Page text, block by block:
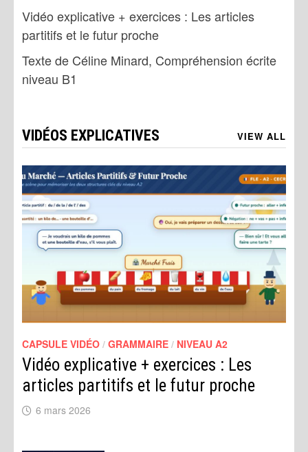
Vidéo explicative + exercices : Les articles
partitifs et le futur proche
Texte de Céline Minard, Compréhension écrite
niveau B1
VIDÉOS EXPLICATIVES VIEW ALL
CAPSULE VIDÉO/ GRAMMAIRE/ NIVEAU A2
Vidéo explicative + exercices : Les
articles partitifs et le futur proche
6 mars 2026